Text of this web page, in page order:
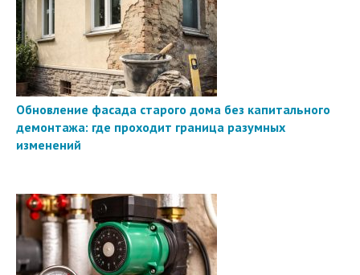
Обновление фасада старого дома без капитального
демонтажа: где проходит граница разумных
изменений